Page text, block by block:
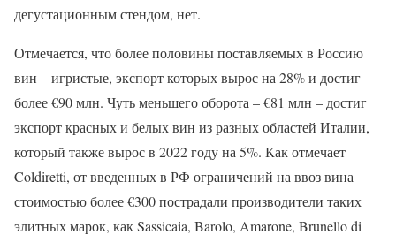
дегустационным стендом, нет.
Отмечается, что более половины поставляемых в Россию
вин – игристые, экспорт которых вырос на 28% и достиг
более €90 млн. Чуть меньшего оборота – €81 млн – достиг
экспорт красных и белых вин из разных областей Италии,
который также вырос в 2022 году на 5%. Как отмечает
Coldiretti, от введенных в РФ ограничений на ввоз вина
стоимостью более €300 пострадали производители таких
элитных марок, как Sassicaia, Barolo, Amarone, Brunello di